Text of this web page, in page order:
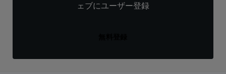
ェブにユーザー登録